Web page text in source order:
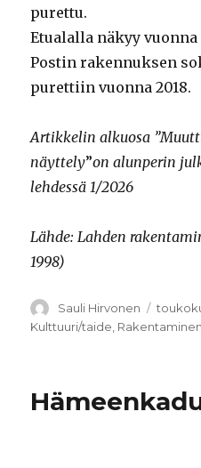
purettu.
Etualalla näkyy
Postin rakennuksen
purettiin vuonna 2018.
Artikkelin alkuosa
näyttely”on alunperin
lehdessä 1/2026
Lähde: Lahden
1998)
Kirjoittaja
Sauli Hirvonen
Kulttuuri/taide, Rakentaminen